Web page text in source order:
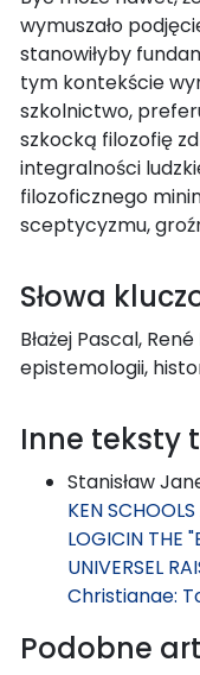
wymuszało
stanowiłyby
tym kontekście
szkolnictwo,
szkocką filozofię
integralności
filozoficznego
sceptycyzmu,
Słowa
Błażej Pascal,
epistemologii,
Inne teksty
Stanisław
KEN
LOGICIN THE
UNIVERSEL
Christianae:
Podobne